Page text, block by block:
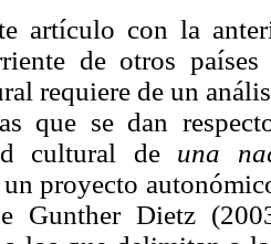
artículo con la
de otros
requiere de un
que se dan
cultural de una
proyecto
Gunther Dietz